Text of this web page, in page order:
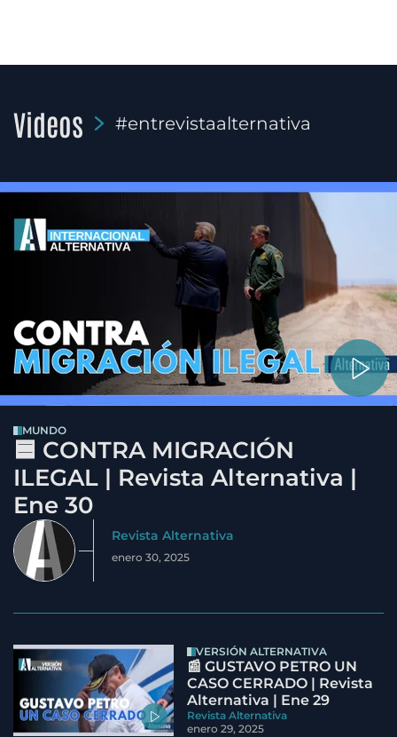
Videos #entrevistaalternativa
MUNDO
🟦 CONTRA MIGRACIÓN
ILEGAL | Revista Alternativa |
Ene 30
Revista Alternativa
enero 30, 2025
VERSIÓN ALTERNATIVA
📰 GUSTAVO PETRO UN
CASO CERRADO | Revista
Alternativa | Ene 29
Revista Alternativa
enero 29, 2025